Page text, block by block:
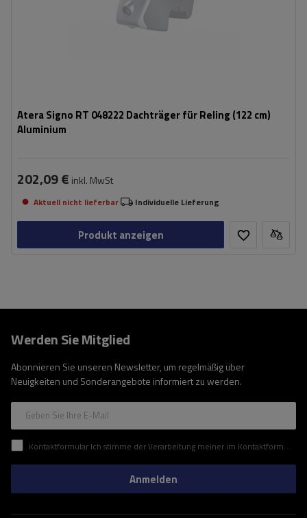
Atera Signo RT 048222 Dachträger für Reling (122 cm)
Aluminium
202,09 € inkl. MwSt
Aktuell nicht lieferbar Individuelle Lieferung
Produkt anzeigen
Werden Sie Mitglied
Abonnieren Sie unseren Newsletter, um regelmäßig über
Neuigkeiten und Sonderangebote informiert zu werden.
Geben Sie Ihre E-Mail
Kontaktformular Ich stimme der Verarbeitung meiner im Kontaktformular enthaltenen personenbezogenen Daten gemäß der Verordnung (EU) des Europäischen Parlaments und des Rates zu.
Anmelden